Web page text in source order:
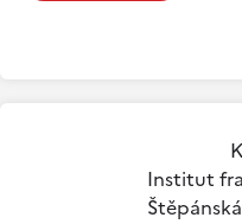
Institut